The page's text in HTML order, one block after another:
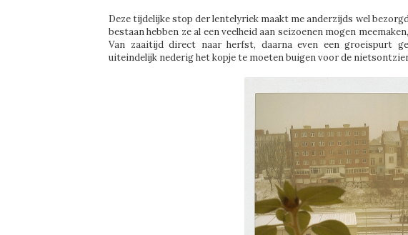
Deze tijdelijke stop der lentelyriek maakt me anderzijds wel
bestaan hebben ze al een veelheid aan seizoenen mogen
Van zaaitijd direct naar herfst, daarna even een groeispurt
uiteindelijk nederig het kopje te moeten buigen voor de